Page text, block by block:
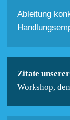
Ableitung
Zitate
Workshop,